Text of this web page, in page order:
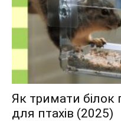
Як тримати білок
для птахів (2025)